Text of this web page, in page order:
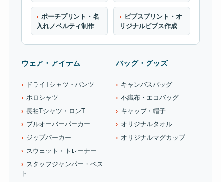
ポーチプリント・名
入れノベルティ制作
ビブスプリント・オ
リジナルビブス作成
ウェア・アイテム
ドライTシャツ・パンツ
ポロシャツ
長袖Tシャツ・ロンT
プルオーバーパーカー
ジップパーカー
スウェット・トレーナー
スタッフジャンパー・ベス
ト
バッグ・グッズ
キャンバスバッグ
不織布・エコバッグ
キャップ・帽子
オリジナルタオル
オリジナルマグカップ